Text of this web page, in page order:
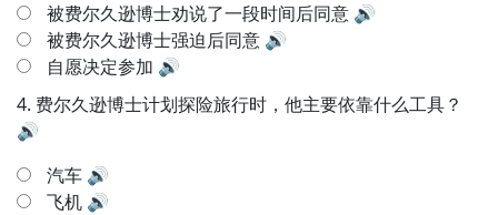
被费尔久逊博士劝说了一段时间后同意 🔊
被费尔久逊博士强迫后同意 🔊
自愿决定参加 🔊
4. 费尔久逊博士计划探险旅行时，他主要依靠什么工具？
🔊
汽车 🔊
飞机 🔊